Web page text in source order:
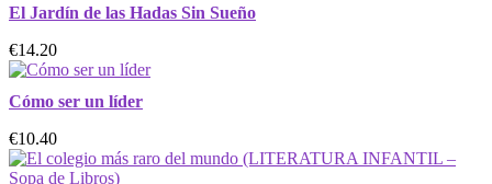
El Jardín de las Hadas Sin Sueño
€14.20
Cómo ser un líder
€10.40